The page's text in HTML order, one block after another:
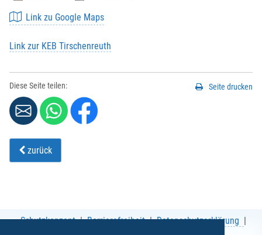
Link zu Google Maps
Link zur KEB Tirschenreuth
Diese Seite teilen: Seite drucken
zurück
Schutzkonzept Barrierefreiheit
Datenschutzerklärung